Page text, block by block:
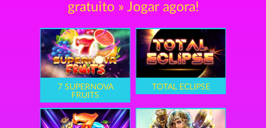
gratuito » Jogar agora!
7 SUPERNOVA
FRUITS
TOTAL ECLIPSE